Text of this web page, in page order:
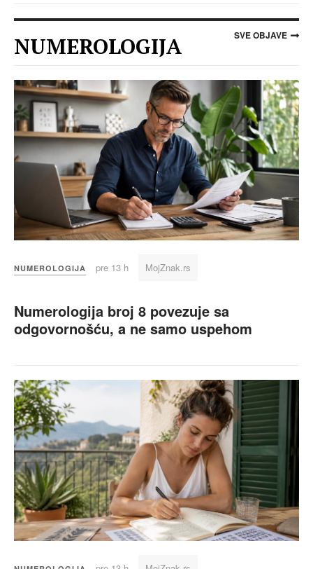
NUMEROLOGIJA SVE OBJAVE
NUMEROLOGIJA pre 13 h MojZnak.rs
Numerologija broj 8 povezuje sa
odgovornošću, a ne samo uspehom